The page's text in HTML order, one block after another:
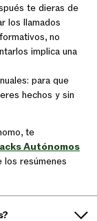
te dieras de
los llamados
no
implica una
para que
hechos y sin
te
Autónomos
los resúmenes